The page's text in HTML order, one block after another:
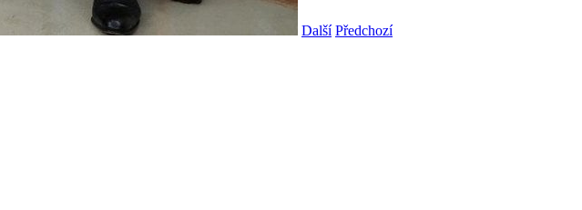
Další Předchozí